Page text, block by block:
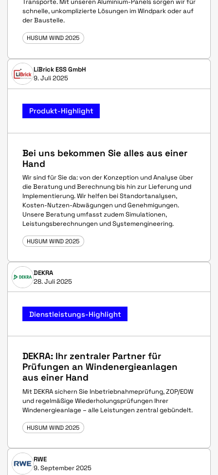
Transporte. Mit unseren Aluminium-Panels sorgen wir für
schnelle, unkomplizierte Lösungen im Windpark oder auf
der Baustelle.
HUSUM WIND 2025
LiBrick ESS GmbH
9. Juli 2025
Produkt-Highlight
Bei uns bekommen Sie alles aus einer
Hand
Wir sind für Sie da: von der Konzeption und Analyse über
die Beratung und Berechnung bis hin zur Lieferung und
Implementierung. Wir helfen bei Standortanalysen,
Kosten-Nutzen-Abwägungen und Genehmigungen.
Unsere Beratung umfasst zudem Simulationen,
Leistungsberechnungen und Systemengineering.
HUSUM WIND 2025
DEKRA
28. Juli 2025
Dienstleistungs-Highlight
DEKRA: Ihr zentraler Partner für
Prüfungen an Windenergieanlagen
aus einer Hand
Mit DEKRA sichern Sie Inbetriebnahmeprüfung, ZOP/EOW
und regelmäßige Wiederholungsprüfungen Ihrer
Windenergieanlage – alle Leistungen zentral gebündelt.
HUSUM WIND 2025
RWE
9. September 2025